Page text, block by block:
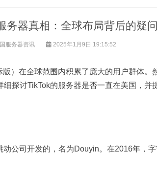
务器真相：全球布局背后的疑问
服务器资讯 2025年1月9日 19:15:52
）在全球范围内积累了庞大的用户群体。
探讨TikTok的服务器是否一直在美国，并
公司开发的，名为Douyin。在2016年，